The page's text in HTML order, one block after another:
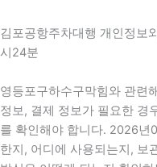
김포공항주차대행 개인정보
시24분
영등포구하수구막힘와 관련
정보, 결제 정보가 필요한 경
를 확인해야 합니다. 2026년
한지, 어디에 사용되는지, 보